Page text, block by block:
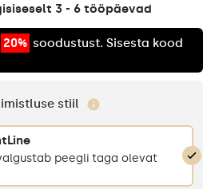
3 - 6 tööpäevad
20% soodustust. Sisesta kood
stiil
peegli taga olevat